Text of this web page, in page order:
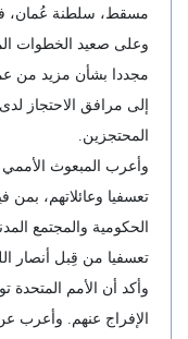
مسقط، سلطنة عُمان، في
وعلى صعيد الخطوات
مجددا بشأن مزيد من
إلى مرافق الاحتجاز
المحتجزين.
وأعرب المبعوث
تعسفيا وعائلاتهم، بمن
الحكومية والمجتمع
تعسفيا من قِبل أنصار
وأكد أن الأمم
الإفراج عنهم. وأعرب